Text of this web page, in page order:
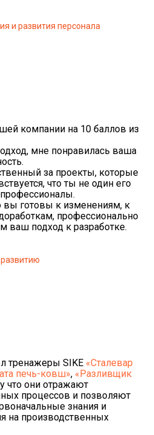
и развития персонала
компании на 10 баллов из
мне понравилась ваша
за проекты, которые
что ты не один его
вы готовы к изменениям, к
профессионально
ваш подход к разработке.
тренажеры SIKE «Сталевар
печь-ковш», «Разливщик
что они отражают
процессов и позволяют
знания и
на производственных